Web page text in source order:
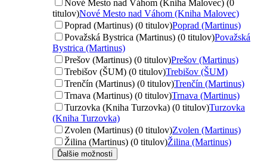
Nové Mesto nad Váhom (Kniha Malovec) (0
titulov)Nové Mesto nad Váhom (Kniha Malovec)
Poprad (Martinus) (0 titulov)Poprad (Martinus)
Považská Bystrica (Martinus) (0 titulov)Považská
Bystrica (Martinus)
Prešov (Martinus) (0 titulov)Prešov (Martinus)
Trebišov (ŠUM) (0 titulov)Trebišov (ŠUM)
Trenčín (Martinus) (0 titulov)Trenčín (Martinus)
Trnava (Martinus) (0 titulov)Trnava (Martinus)
Turzovka (Kniha Turzovka) (0 titulov)Turzovka
(Kniha Turzovka)
Zvolen (Martinus) (0 titulov)Zvolen (Martinus)
Žilina (Martinus) (0 titulov)Žilina (Martinus)
Ďalšie možnosti